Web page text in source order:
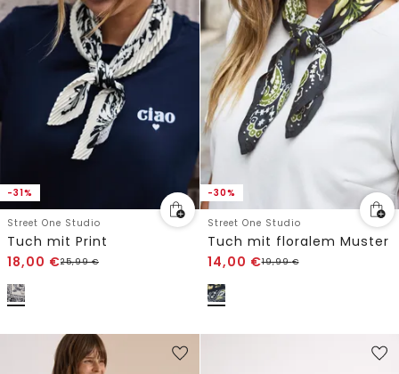
-31%
Street One Studio
Tuch mit Print
18,00 €25,99€
-30%
Street One Studio
Tuch mit floralem Muster
14,00 €19,99€